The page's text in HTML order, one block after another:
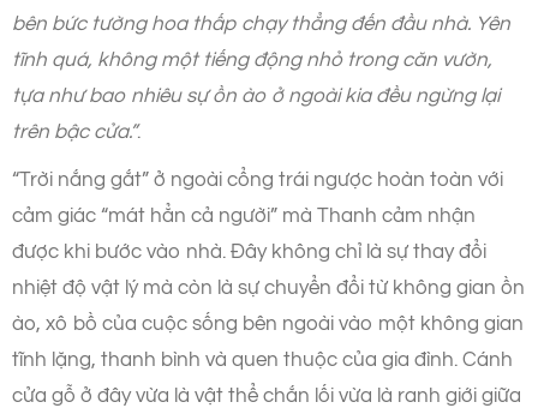
bên bức tường hoa thấp chạy thẳng đến đầu nhà. Yên
tĩnh quá, không một tiếng động nhỏ trong căn vườn,
tựa như bao nhiêu sự ồn ào ở ngoài kia đều ngừng lại
trên bậc cửa.”.
“Trời nắng gắt” ở ngoài cổng trái ngược hoàn toàn với
cảm giác “mát hẳn cả người” mà Thanh cảm nhận
được khi bước vào nhà. Đây không chỉ là sự thay đổi
nhiệt độ vật lý mà còn là sự chuyển đổi từ không gian ồn
ào, xô bồ của cuộc sống bên ngoài vào một không gian
tĩnh lặng, thanh bình và quen thuộc của gia đình. Cánh
cửa gỗ ở đây vừa là vật thể chắn lối vừa là ranh giới giữa